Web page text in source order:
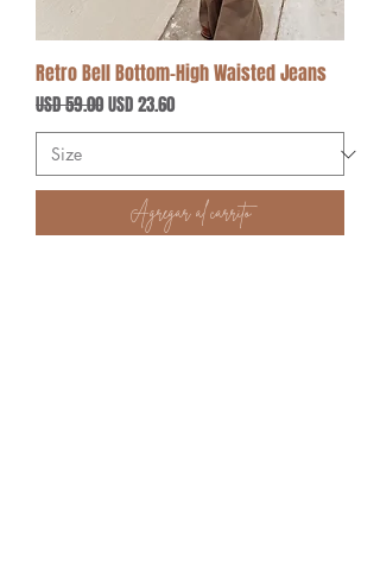
Retro Bell Bottom-High Waisted Jeans
Precio
USD 59.00Precio de oferta
USD 23.60
Agregar al carrito